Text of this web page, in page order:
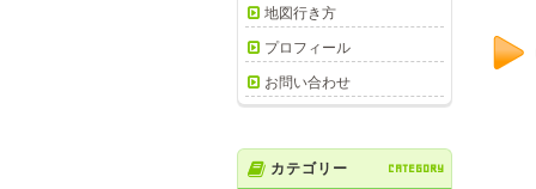
地図行き方
プロフィール
お問い合わせ
カテゴリー CATEGORY